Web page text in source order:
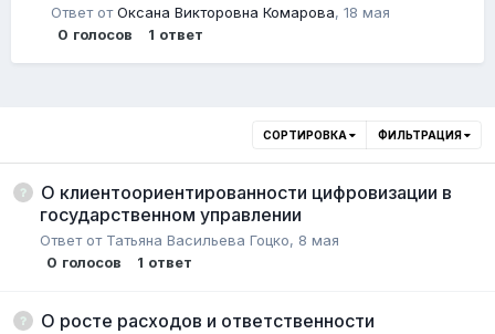
Ответ отОксана Викторовна Комарова, 18 мая
0 голосов 1 ответ
СОРТИРОВКА ФИЛЬТРАЦИЯ
О клиентоориентированности цифровизации в
государственном управлении
Ответ от Татьяна Васильева Гоцко, 8 мая
0 голосов 1 ответ
О росте расходов и ответственности